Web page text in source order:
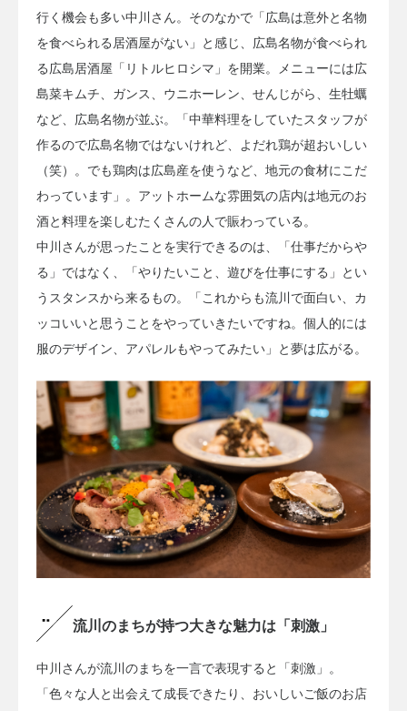
行く機会も多い中川さん。そのなかで「広島は意外と名物
を食べられる居酒屋がない」と感じ、広島名物が食べられ
る広島居酒屋「リトルヒロシマ」を開業。メニューには広
島菜キムチ、ガンス、ウニホーレン、せんじがら、生牡蠣
など、広島名物が並ぶ。「中華料理をしていたスタッフが
作るので広島名物ではないけれど、よだれ鶏が超おいしい
（笑）。でも鶏肉は広島産を使うなど、地元の食材にこだ
わっています」。アットホームな雰囲気の店内は地元のお
酒と料理を楽しむたくさんの人で賑わっている。
中川さんが思ったことを実行できるのは、「仕事だからや
る」ではなく、「やりたいこと、遊びを仕事にする」とい
うスタンスから来るもの。「これからも流川で面白い、カ
ッコいいと思うことをやっていきたいですね。個人的には
服のデザイン、アパレルもやってみたい」と夢は広がる。
流川のまちが持つ大きな魅力は「刺激」
中川さんが流川のまちを一言で表現すると「刺激」。
「色々な人と出会えて成長できたり、おいしいご飯のお店